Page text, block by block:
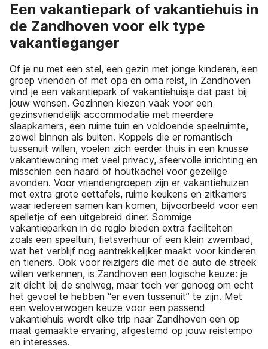
Een vakantiepark of vakantiehuis in
de Zandhoven voor elk type
vakantieganger
Of je nu met een stel, een gezin met jonge kinderen, een
groep vrienden of met opa en oma reist, in Zandhoven
vind je een vakantiepark of vakantiehuisje dat past bij
jouw wensen. Gezinnen kiezen vaak voor een
gezinsvriendelijk accommodatie met meerdere
slaapkamers, een ruime tuin en voldoende speelruimte,
zowel binnen als buiten. Koppels die er romantisch
tussenuit willen, voelen zich eerder thuis in een knusse
vakantiewoning met veel privacy, sfeervolle inrichting en
misschien een haard of houtkachel voor gezellige
avonden. Voor vriendengroepen zijn er vakantiehuizen
met extra grote eettafels, ruime keukens en zitkamers
waar iedereen samen kan komen, bijvoorbeeld voor een
spelletje of een uitgebreid diner. Sommige
vakantieparken in de regio bieden extra faciliteiten
zoals een speeltuin, fietsverhuur of een klein zwembad,
wat het verblijf nog aantrekkelijker maakt voor kinderen
en tieners. Ook voor reizigers die met de auto de streek
willen verkennen, is Zandhoven een logische keuze: je
zit dicht bij de snelweg, maar toch ver genoeg om echt
het gevoel te hebben “er even tussenuit” te zijn. Met
een weloverwogen keuze voor een passend
vakantiehuis wordt elke trip naar Zandhoven een op
maat gemaakte ervaring, afgestemd op jouw reistempo
en interesses.